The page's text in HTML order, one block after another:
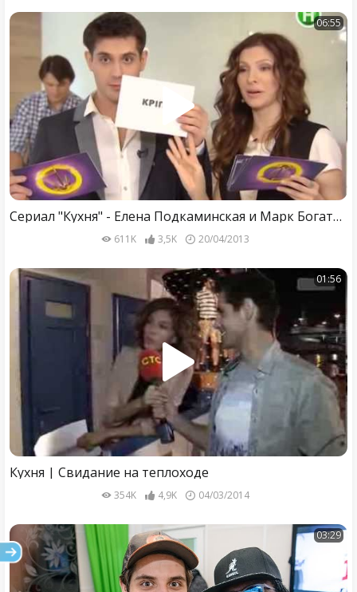
06:55
Сериал "Кухня" - Елена Подкаминская и Марк Богатырев готовят "Украинский салат"
611K 3,5K 20/04/2013
01:56
Кухня | Свидание на теплоходе
354K 4,9K 04/03/2014
03:29